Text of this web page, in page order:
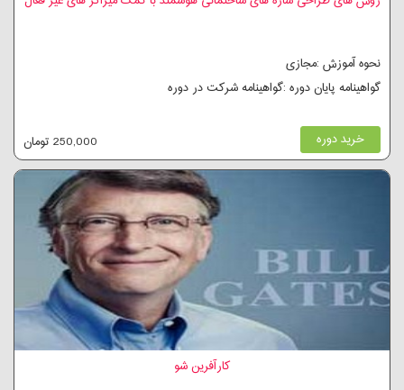
نحوه آموزش :مجازی
گواهینامه پایان دوره :گواهینامه شرکت در دوره
خرید دوره 250,000 تومان
کارآفرین شو